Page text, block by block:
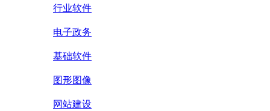
行业软件
电子政务
基础软件
图形图像
网站建设